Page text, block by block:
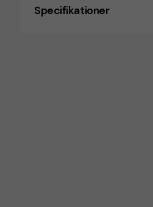
Specifikationer